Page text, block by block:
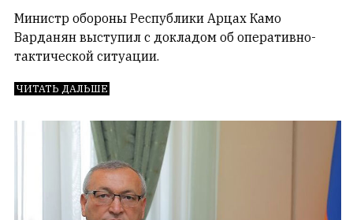
в
авторские
тексты,
кромсает
Министр обороны Республики Арцах Камо
Варданян выступил с докладом об оперативно-
тактической ситуации.
ЧИТАТЬ ДАЛЬШЕ